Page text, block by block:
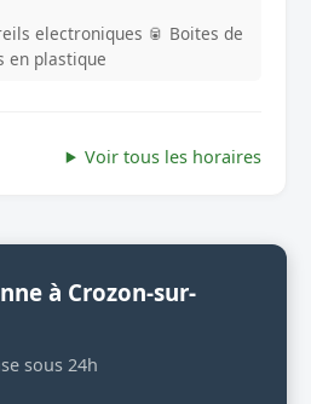
electroniques 🥫 Boites de
en plastique
Voir tous les horaires
à Crozon-sur-
sous 24h